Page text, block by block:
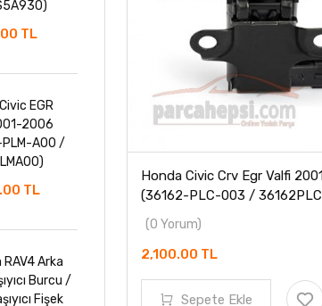
TL
EGR
2006
PLM-A00 /
TL
Arka
Burcu /
Fişek
Honda Civic Crv Egr Valfi
(36162-PLC-003 /
(0 Yorum)
2,100.00 TL
Sepete Ekle